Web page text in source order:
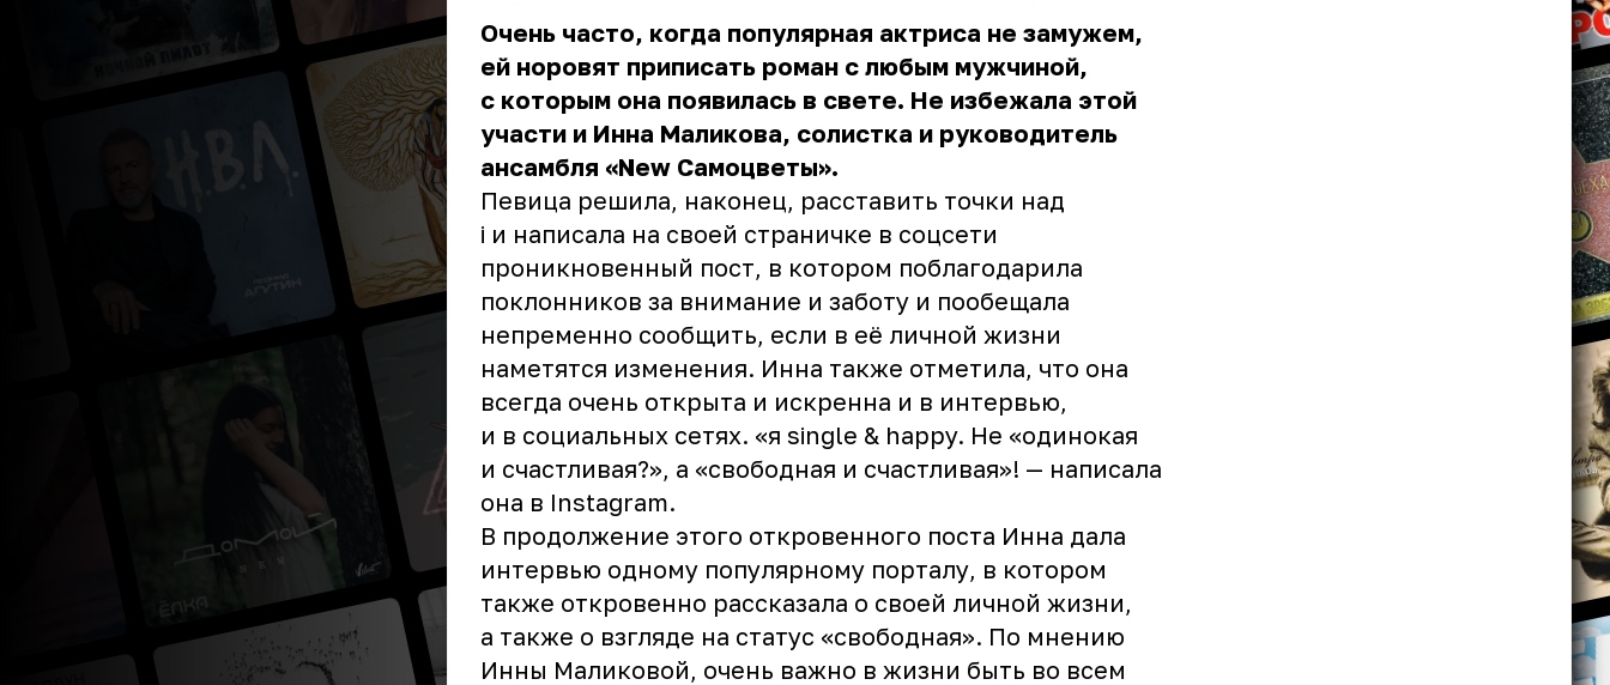
Очень часто, когда популярная актриса не замужем,
ей норовят приписать роман с любым мужчиной,
с которым она появилась в свете. Не избежала этой
участи и Инна Маликова, солистка и руководитель
ансамбля «New Самоцветы».
Певица решила, наконец, расставить точки над
i и написала на своей страничке в соцсети
проникновенный пост, в котором поблагодарила
поклонников за внимание и заботу и пообещала
непременно сообщить, если в её личной жизни
наметятся изменения. Инна также отметила, что она
всегда очень открыта и искренна и в интервью,
и в социальных сетях. «я single & happy. Не «одинокая
и счастливая?», а «свободная и счастливая»! — написала
она в Instagram.
В продолжение этого откровенного поста Инна дала
интервью одному популярному порталу, в котором
также откровенно рассказала о своей личной жизни,
а также о взгляде на статус «свободная». По мнению
Инны Маликовой, очень важно в жизни быть во всем